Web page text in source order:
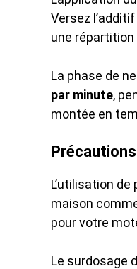
Versez
une
La phase de
par minute,
montée en
L’utilisation
maison
pour votre
Le surdosage